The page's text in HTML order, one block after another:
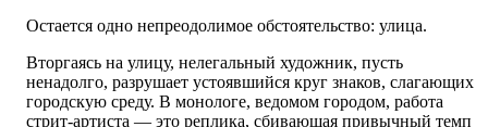
Остается одно непреодолимое обстоятельство: улица.
Вторгаясь на улицу, нелегальный художник, пусть
ненадолго, разрушает устоявшийся круг знаков, слагающих
городскую среду. В монологе, ведомом городом, работа
стрит-артиста — это реплика, сбивающая привычный темп